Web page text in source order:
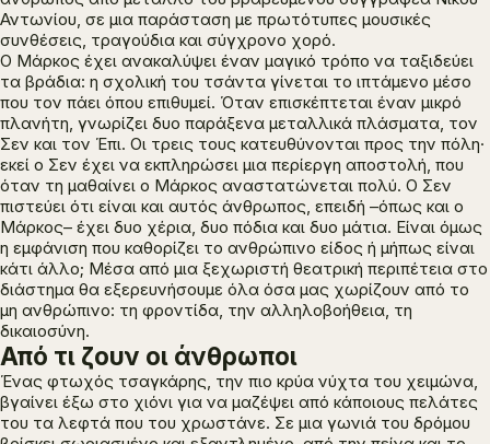
Αντωνίου, σε μια παράσταση με πρωτότυπες μουσικές
συνθέσεις, τραγούδια και σύγχρονο χορό.
Ο Μάρκος έχει ανακαλύψει έναν μαγικό τρόπο να ταξιδεύει
τα βράδια: η σχολική του τσάντα γίνεται το ιπτάμενο μέσο
που τον πάει όπου επιθυμεί. Όταν επισκέπτεται έναν μικρό
πλανήτη, γνωρίζει δυο παράξενα μεταλλικά πλάσματα, τον
Σεν και τον Έπι. Οι τρεις τους κατευθύνονται προς την πόλη·
εκεί ο Σεν έχει να εκπληρώσει μια περίεργη αποστολή, που
όταν τη μαθαίνει ο Μάρκος αναστατώνεται πολύ. Ο Σεν
πιστεύει ότι είναι και αυτός άνθρωπος, επειδή –όπως και ο
Μάρκος– έχει δυο χέρια, δυο πόδια και δυο μάτια. Είναι όμως
η εμφάνιση που καθορίζει το ανθρώπινο είδος ή μήπως είναι
κάτι άλλο; Μέσα από μια ξεχωριστή θεατρική περιπέτεια στο
διάστημα θα εξερευνήσουμε όλα όσα μας χωρίζουν από το
μη ανθρώπινο: τη φροντίδα, την αλληλοβοήθεια, τη
δικαιοσύνη.
Από τι ζουν οι άνθρωποι
Ένας φτωχός τσαγκάρης, την πιο κρύα νύχτα του χειμώνα,
βγαίνει έξω στο χιόνι για να μαζέψει από κάποιους πελάτες
του τα λεφτά που του χρωστάνε. Σε μια γωνιά του δρόμου